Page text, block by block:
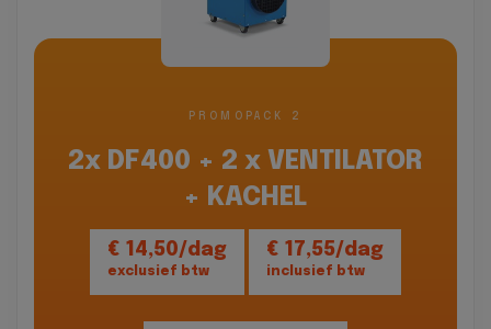
PROMOPACK 2
2x DF400 + 2 x VENTILATOR
+ KACHEL
€ 14,50/dag
exclusief btw
€ 17,55/dag
inclusief btw